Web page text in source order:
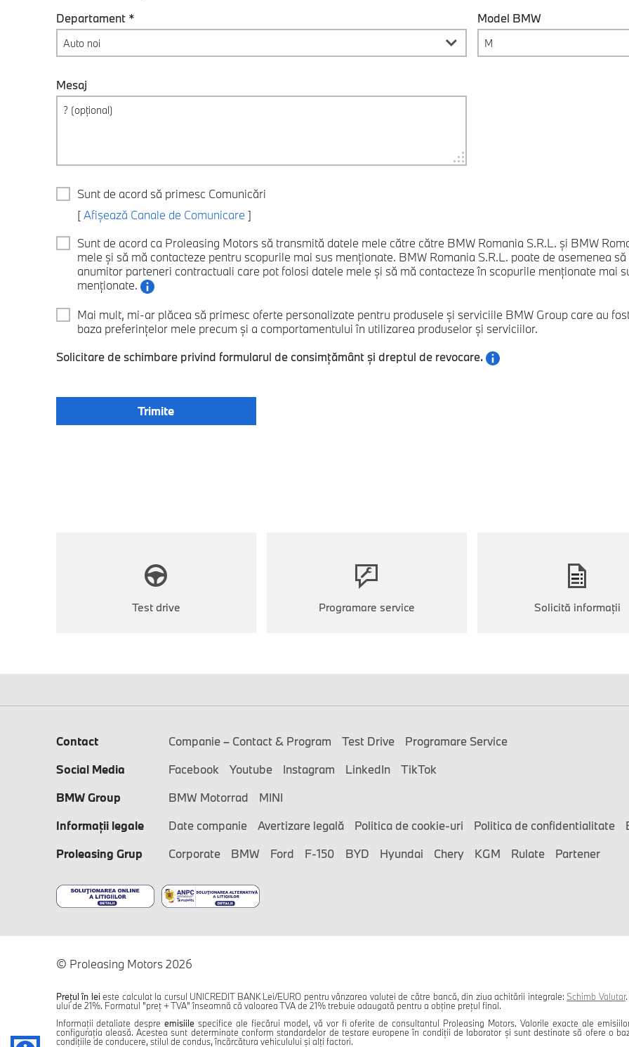
Departament *
Auto noi
Model BMW
M
Mesaj
Sunt de acord să primesc Comunicări
[Afișează Canale de Comunicare ]
Sunt de acord ca Proleasing Motors să transmită datele mele către către BMW Romania S.R.L. și BMW
mele și să mă contacteze pentru scopurile mai sus menționate. BMW Romania S.R.L. poate de asemenea
anumitor parteneri contractuali care pot folosi datele mele și să mă contacteze în scopurile menționate mai
menționate.
Mai mult, mi-ar plăcea să primesc oferte personalizate pentru produsele și serviciile BMW Group care au
baza preferințelor mele precum și a comportamentului în utilizarea produselor și serviciilor.
Solicitare de schimbare privind formularul de consimțământ și dreptul de revocare.
Test drive Programare service Solicită informaţii
Contact Companie – Contact & Program Test Drive
Programare Service
Social Media
Facebook Youtube Instagram LinkedIn
TikTok
BMW Group
BMW Motorrad
MINI
Informaţii legale
Date companie Avertizare legală Politica de cookie-uri Politica de confidentialitate
Proleasing Grup
Corporate BMW Ford F-150 BYD Hyundai Chery KGM Rulate Partener
© Proleasing Motors 2026
Prețul în lei este calculat la cursul UNICREDIT BANK Lei/EURO pentru vânzarea valutei de către bancă, din ziua achitării integrale:Schimb Valutar
ului de 21%. Formatul "preț + TVA" înseamnă că valoarea TVA de 21% trebuie adaugată pentru a obține prețul final.
Informații detaliate despreemisiile specifice ale fiecărui model, vă vor fi oferite de consultantul Proleasing Motors. Valorile exacte ale
configurația aleasă. Acestea sunt determinate conform standardelor de testare europene în condiții de laborator și sunt destinate să ofere o
condițiile de conducere, stilul de condus, încărcătura vehiculului și alți factori.